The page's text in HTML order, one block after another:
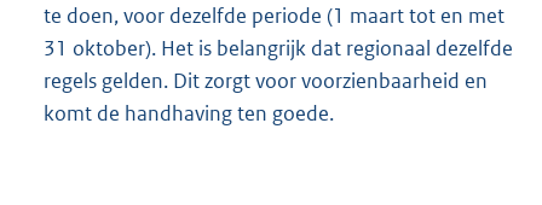
te doen, voor dezelfde periode (1 maart tot en met
31 oktober). Het is belangrijk dat regionaal dezelfde
regels gelden. Dit zorgt voor voorzienbaarheid en
komt de handhaving ten goede.